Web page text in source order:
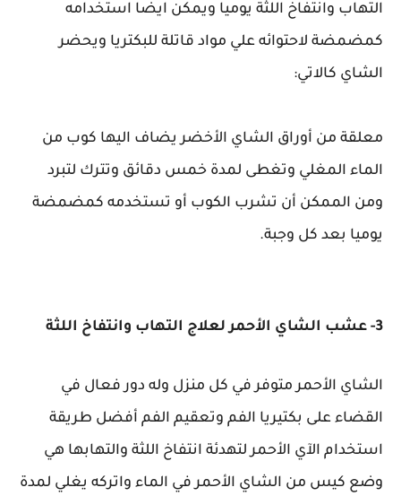
التهاب وانتفاخ اللثة يوميا ويمكن ايضا استخدامه
كمضمضة لاحتوائه علي مواد قاتلة للبكتريا ويحضر
الشاي كالاتي:
معلقة من أوراق الشاي الأخضر يضاف اليها كوب من
الماء المغلي وتغطى لمدة خمس دقائق وتترك لتبرد
ومن الممكن أن تشرب الكوب أو تستخدمه كمضمضة
يوميا بعد كل وجبة.
3- عشب الشاي الأحمر لعلاج التهاب وانتفاخ اللثة
الشاي الأحمر متوفر في كل منزل وله دور فعال في
القضاء على بكتيريا الفم وتعقيم الفم أفضل طريقة
استخدام الآي الأحمر لتهدئة انتفاخ اللثة والتهابها هي
وضع كيس من الشاي الأحمر في الماء واتركه يغلي لمدة